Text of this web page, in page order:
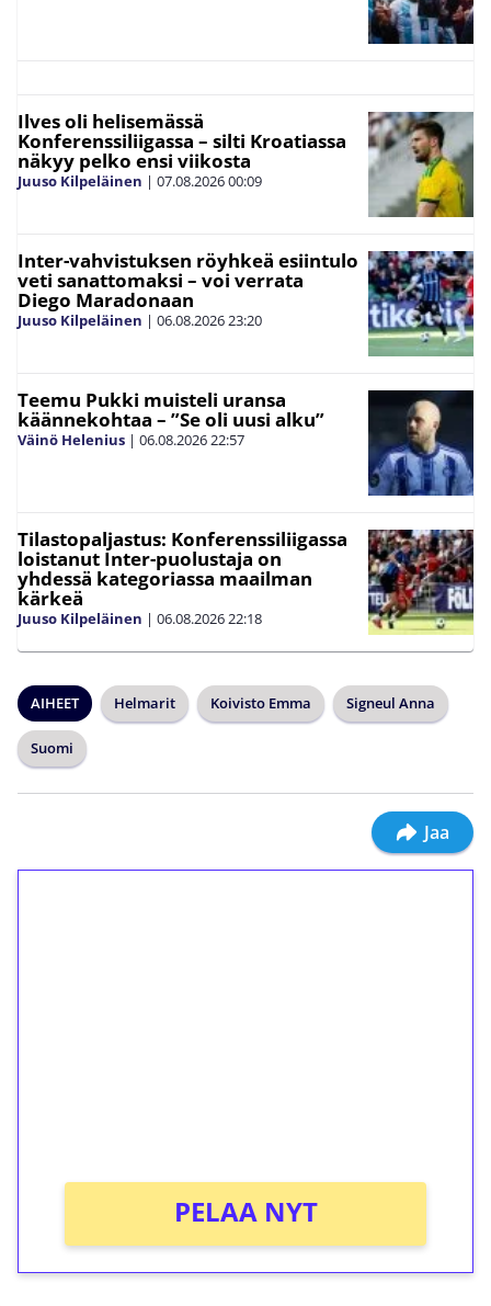
Ilves oli helisemässä
Konferenssiliigassa – silti Kroatiassa
näkyy pelko ensi viikosta
Juuso Kilpeläinen | 07.08.202600:09
Inter-vahvistuksen röyhkeä esiintulo
veti sanattomaksi – voi verrata
Diego Maradonaan
Juuso Kilpeläinen | 06.08.202623:20
Teemu Pukki muisteli uransa
käännekohtaa – ”Se oli uusi alku”
Väinö Helenius | 06.08.202622:57
Tilastopaljastus: Konferenssiliigassa
loistanut Inter-puolustaja on
yhdessä kategoriassa maailman
kärkeä
Juuso Kilpeläinen | 06.08.202622:18
AIHEET Helmarit Koivisto Emma Signeul Anna
Suomi
Jaa
PELAA NYT